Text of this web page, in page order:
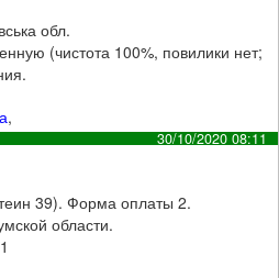
обл.
(чистота 100%, повилики нет;
,
30/10/2020 08:11
39). Форма оплаты 2.
области.